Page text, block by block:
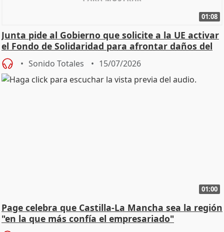
01:08
Junta pide al Gobierno que solicite a la UE activar
el Fondo de Solidaridad para afrontar daños del
Sonido Totales 15/07/2026
01:00
Page celebra que Castilla-La Mancha sea la región
"en la que más confía el empresariado"